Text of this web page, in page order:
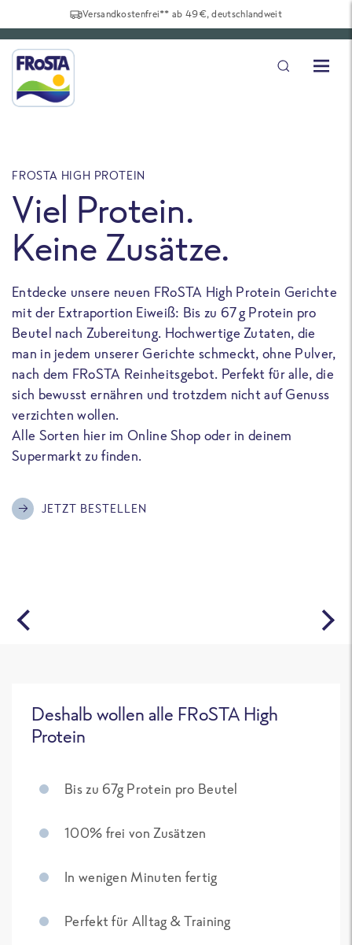
Versandkostenfrei** ab 49€, deutschlandweit
FROSTA HIGH PROTEIN
Viel Protein.
Keine Zusätze.
Entdecke unsere neuen FRoSTA High Protein Gerichte
mit der Extraportion Eiweiß: Bis zu 67 g Protein pro
Beutel nach Zubereitung. Hochwertige Zutaten, die
man in jedem unserer Gerichte schmeckt, ohne Pulver,
nach dem FRoSTA Reinheitsgebot. Perfekt für alle, die
sich bewusst ernähren und trotzdem nicht auf Genuss
verzichten wollen.
Alle Sorten hier im Online Shop oder in deinem
Supermarkt zu finden.
JETZT BESTELLEN
Deshalb wollen alle FRoSTA High
Protein
Bis zu 67g Protein pro Beutel
100% frei von Zusätzen
In wenigen Minuten fertig
Perfekt für Alltag & Training